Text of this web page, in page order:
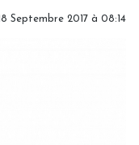
Septembre 2017 à 08:14